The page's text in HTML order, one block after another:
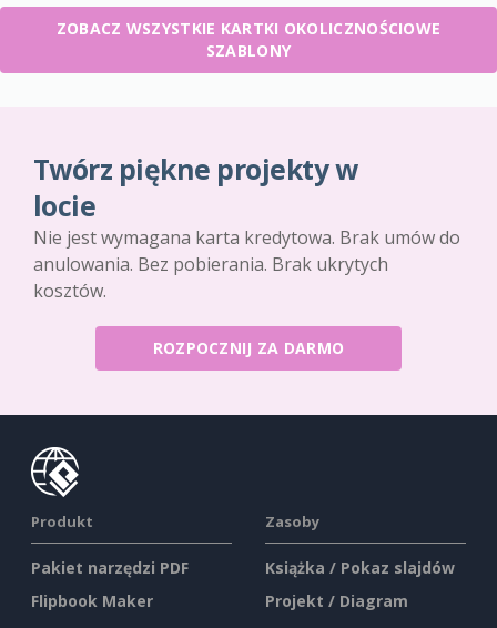
ZOBACZ WSZYSTKIE KARTKI OKOLICZNOŚCIOWE
SZABLONY
Twórz piękne projekty w
locie
Nie jest wymagana karta kredytowa. Brak umów do
anulowania. Bez pobierania. Brak ukrytych
kosztów.
ROZPOCZNIJ ZA DARMO
Produkt
Pakiet narzędzi PDF
Flipbook Maker
Zasoby
Książka / Pokaz slajdów
Projekt / Diagram